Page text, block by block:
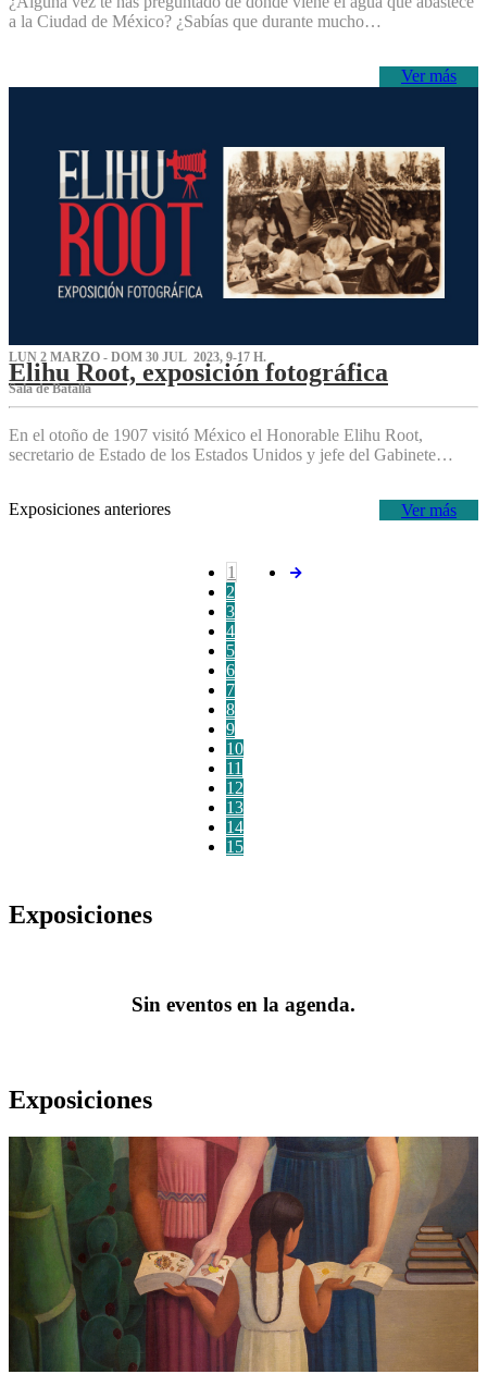
a la Ciudad de México? ¿Sabías que durante mucho…
Ver más
LUN 2 MARZO - DOM 30 JUL 2023, 9-17 H.
Elihu Root, exposición fotográfica
Sala de Batalla
En el otoño de 1907 visitó México el Honorable Elihu Root,
secretario de Estado de los Estados Unidos y jefe del Gabinete…
Ver más
Exposiciones anteriores
1
2
3
4
5
6
7
8
9
10
11
12
13
14
15
Exposiciones
Sin eventos en la agenda.
Exposiciones